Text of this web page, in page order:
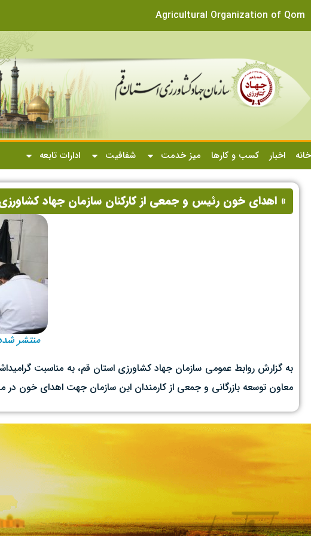
Agricultural Organization of Qom
خانه
اخبار کسب و کارها میز خدمت شفافیت ادارات تابعه
» اهدای خون رئیس و جمعی از کارکنان سازمان جهاد
منتشر شده در
️به گزارش روابط عمومی سازمان جهاد کشاورزی استان قم، به مناسبت
معاون توسعه بازرگانی و جمعی از کارمندان این سازمان جهت اهدای خون در